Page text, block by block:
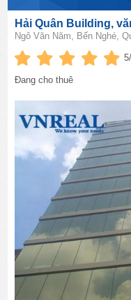
Hải Quân Building,
Ngô Văn Năm, Bến Nghé,
5
Đang cho thuê